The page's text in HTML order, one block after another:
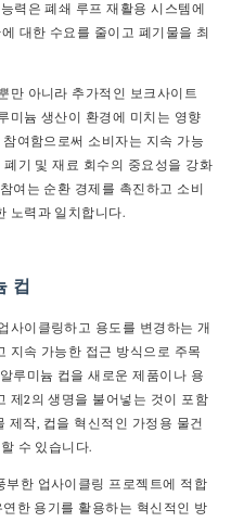
력은 폐쇄 루프 재활용 시스템에
대한 수요를 줄이고 폐기물을 최
만 아니라 추가적인 보크사이트
미늄 생산이 환경에 미치는 영향
여함으로써 소비자는 지속 가능
기 및 재료 회수의 중요성을 강화
여는 순환 경제를 촉진하고 소비
노력과 일치합니다.
컵
사이클링하고 용도를 ​​변경하는 개
지속 가능한 접근 방식으로 주목
루미늄 컵을 새로운 제품이나 용
제2의 생명을 불어넣는 것이 포함
제작, 컵을 혁신적인 가정용 물건
수 있습니다.
한 업사이클링 프로젝트에 적합
한 용기를 활용하는 혁신적인 방